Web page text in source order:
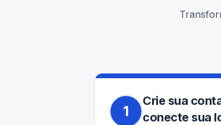
1
Crie sua
conecte sua